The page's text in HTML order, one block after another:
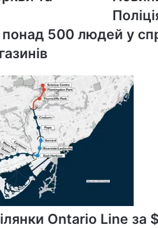
писанки
500 людей у
Ontario Line